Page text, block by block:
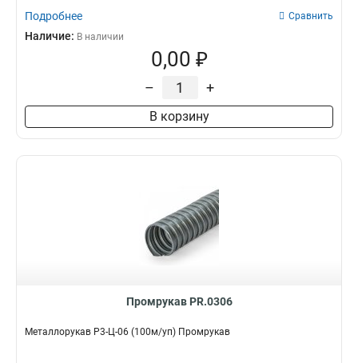
Подробнее Сравнить
Наличие: В наличии
0,00 ₽
– +
В корзину
Промрукав PR.0306
Металлорукав Р3-Ц-06 (100м/уп) Промрукав